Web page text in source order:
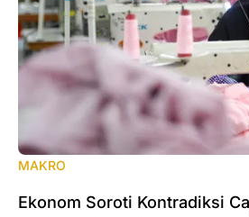
MAKRO
Ekonom Soroti Kontradiksi